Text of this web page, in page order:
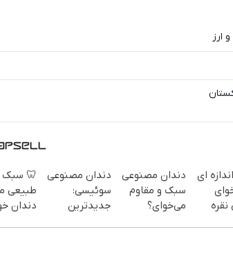
ارز
ای
نقره
دندان مصنوعی
سبک و مقاوم
می‌خوای؟
دندان مصنوعی
سوئیسی:
جدیدترین
🦷 سبک
طبیعی
دندان